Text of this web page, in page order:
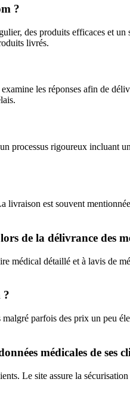
?
des produits efficaces et
livrés.
les réponses afin de
processus rigoureux incluant
est souvent
de la délivrance des
médical détaillé et à lavis de
?
parfois des prix un peu
médicales de ses
Le site assure la